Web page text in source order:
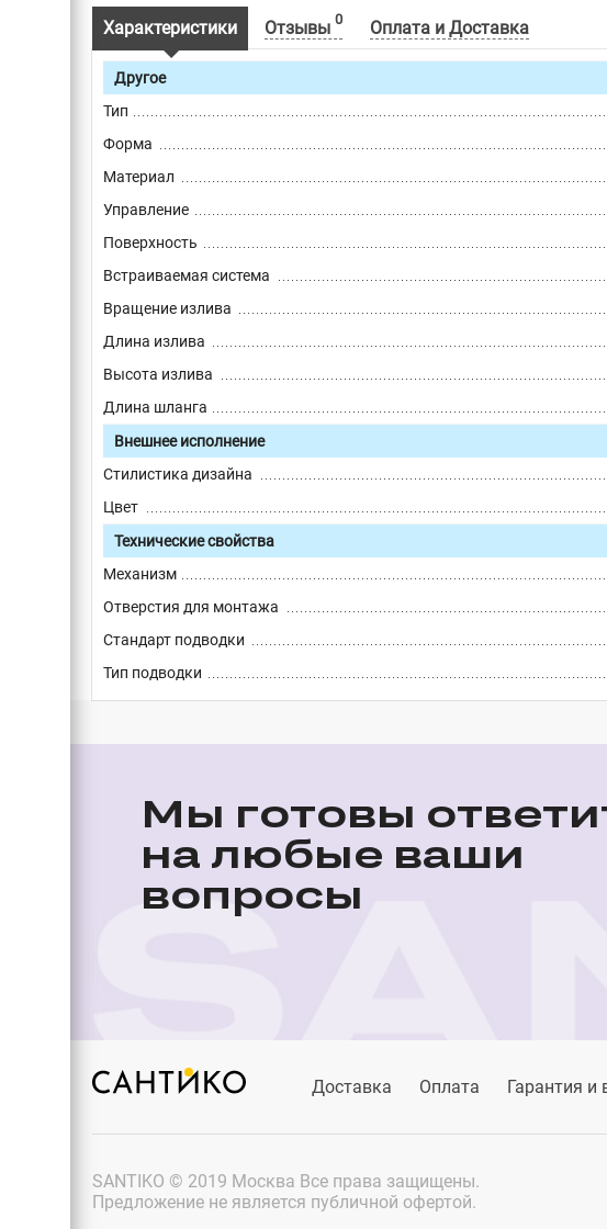
Характеристики Отзывы 0 Оплата и Доставка
Другое
Тип
Форма
Материал
Управление
Поверхность
Встраиваемая система
Вращение излива
Длина излива
Высота излива
Длина шланга
Внешнее исполнение
Стилистика дизайна
Цвет
Технические свойства
Механизм
Отверстия для монтажа
Стандарт подводки
Тип подводки
Мы готовы
на любые ваши
вопросы
Доставка Оплата Гарантия и
SANTIKO © 2019 Москва Все права защищены.
Предложение не является публичной офертой.